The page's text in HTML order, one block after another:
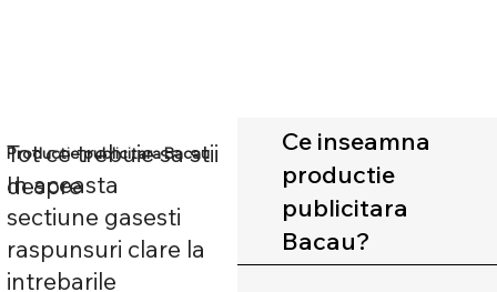
Tot ce trebuie sa stii
despre
Productie publicitara Bacau
In aceasta
sectiune gasesti
raspunsuri clare la
intrebarile
Ce inseamna
productie
publicitara
Bacau?